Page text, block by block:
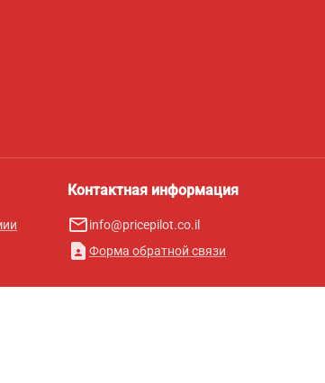
Контактная информация
mail_outlineinfo@pricepilot.co.il
contact_page Форма обратной связи